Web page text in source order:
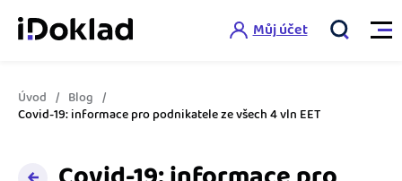
Vlastnosti
Ceník
Můj účet
Úvod
Blog
Covid-19: informace pro podnikatele ze všech 4 vln EET